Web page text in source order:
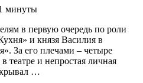
минуты
в первую очередь по роли
и князя Василия в
За его плечами – четыре
театре и непростая личная
…